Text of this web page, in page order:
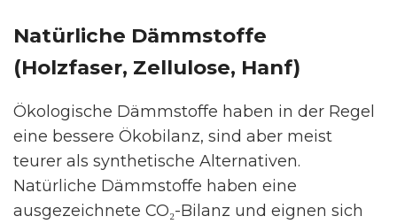
Natürliche Dämmstoffe
(Holzfaser, Zellulose, Hanf)
Ökologische Dämmstoffe haben in der Regel
eine bessere Ökobilanz, sind aber meist
teurer als synthetische Alternativen.
Natürliche Dämmstoffe haben eine
ausgezeichnete CO₂-Bilanz und eignen sich